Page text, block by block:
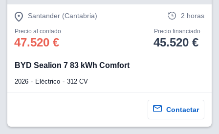
Santander (Cantabria) 2 horas
Precio al contado
47.520 €
Precio financiado
45.520 €
BYD Sealion 7 83 kWh Comfort
2026 Eléctrico 312 CV
Contactar